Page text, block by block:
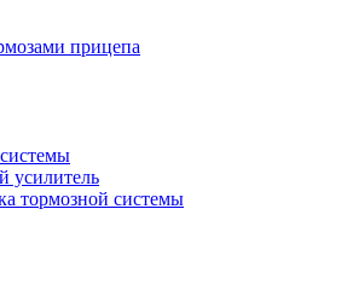
прицепа
усилитель
тормозной системы